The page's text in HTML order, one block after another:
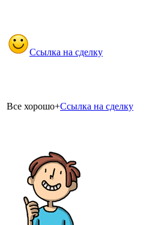
Ссылка на сделку
Все хорошо+Ссылка на сделку